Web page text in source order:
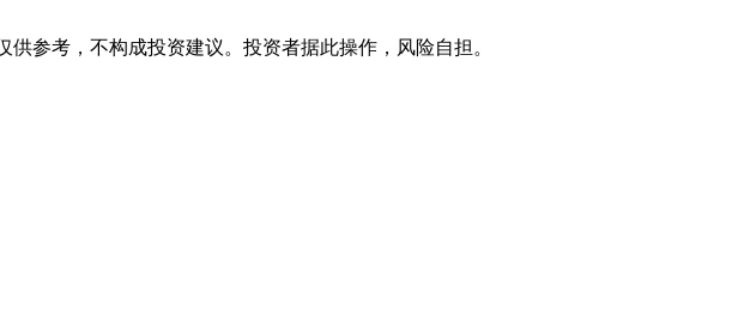
参考，不构成投资建议。投资者据此操作，风险自担。